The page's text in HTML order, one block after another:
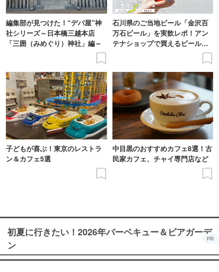
編集部が見つけた！“デパ屋”神
社シリーズ～日本橋三越本店
「三囲（みめぐり）神社」編～
石川県のご当地ビール「金沢百
万石ビール」を実飲レポ！アン
テナショップで買えるビール特
子どもが喜ぶ！東京のレストラ
ン＆カフェ5選
中目黒のおすすめカフェ8選！古
民家カフェ、チャイ専門店など
初夏に行きたい！2026年バーベキュー＆ビアガーデ
ン
PR